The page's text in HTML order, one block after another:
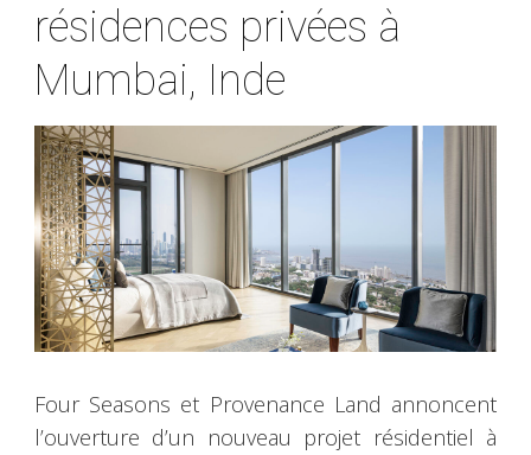
résidences privées à
Mumbai, Inde
Four Seasons et Provenance Land annoncent
l’ouverture d’un nouveau projet résidentiel à